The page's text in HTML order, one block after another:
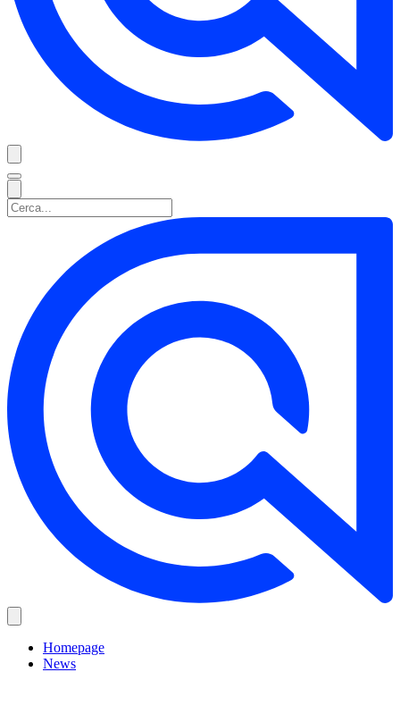
Homepage
News